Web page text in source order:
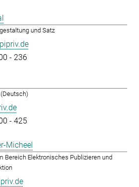
und Satz
- 236
- 425
Micheel
Bereich Elektronisches Publizieren und